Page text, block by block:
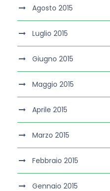
Agosto 2015
Luglio 2015
Giugno 2015
Maggio 2015
Aprile 2015
Marzo 2015
Febbraio 2015
Gennaio 2015